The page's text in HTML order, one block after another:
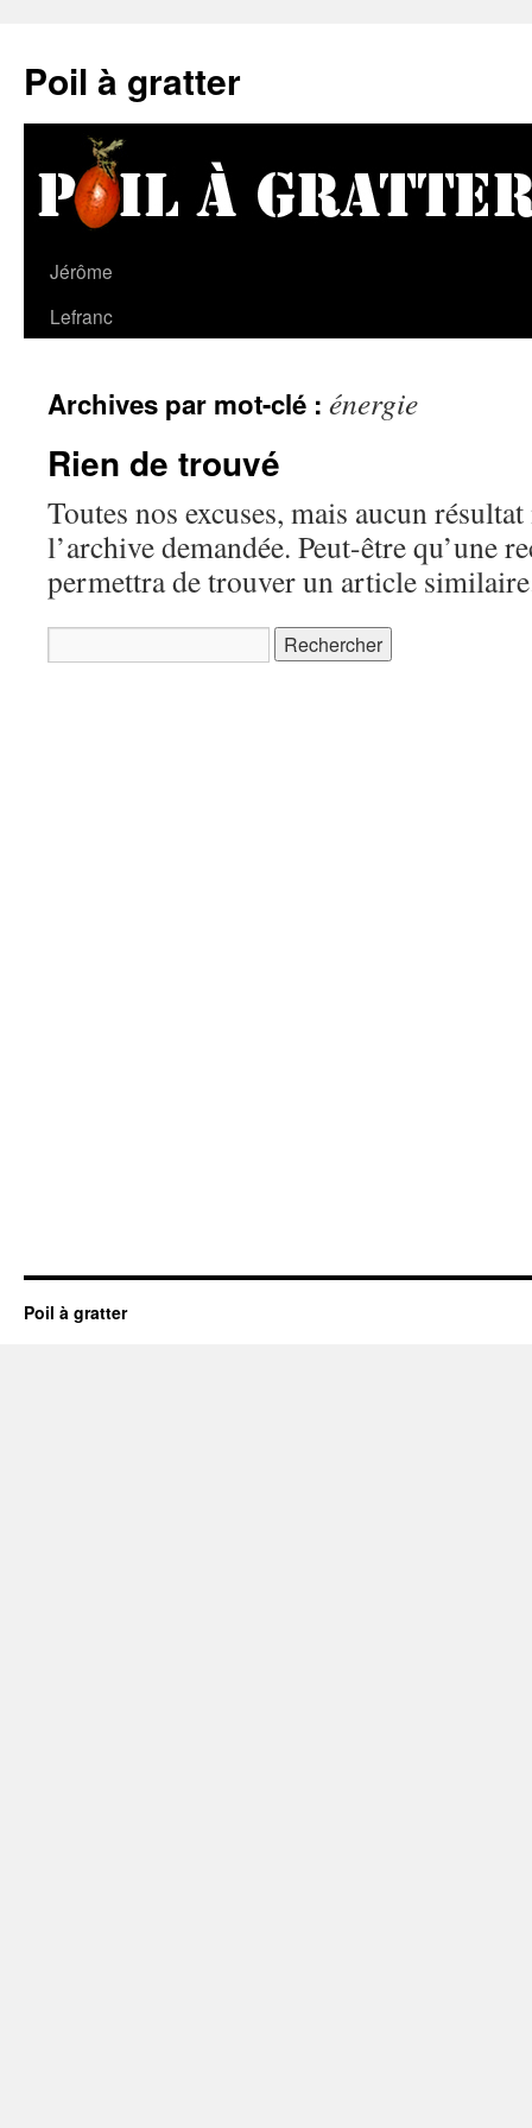
Poil à gratter
Jérôme
Lefranc
Archives par mot-clé : énergie
Rien de trouvé
Toutes nos excuses, mais aucun
l’archive demandée. Peut-être qu’une
permettra de trouver un article
Poil à gratter